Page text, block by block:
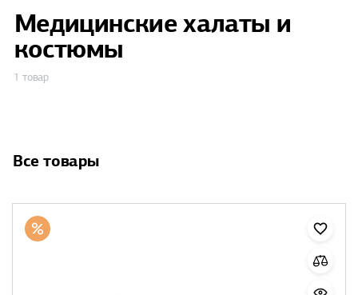
Медицинские халаты и
костюмы
1 товар
Все товары